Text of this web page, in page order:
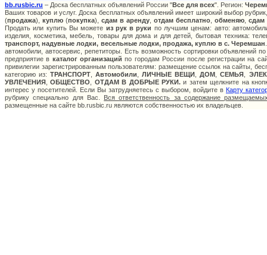
bb.rusbic.ru – Доска бесплатных объявлений России "Все для всех". Регион:
Ваших товаров и услуг. Доска бесплатных объявлений имеет широкий выбор
(продажа), куплю (покупка), сдам в аренду отдам бесплатно обменяю сдам
Продать или купить Вы можете из рук в руки по лучшим ценам: авто:
изделия, косметика, мебель, товары для дома и для детей, бытовая техника:
транспорт, надувные лодки, весельные лодки, продажа, куплю в с. Черемшан
автомобили, автосервис, репетиторы. Есть возможность сортировки объявлений
предприятие в каталог организаций по городам России после регистрации на
привилегии зарегистрированным пользователям: размещение ссылок на сайты,
категорию из:ТРАНСПОРТ ,Автомобили ,ЛИЧНЫЕ ВЕЩИ ,ДОМ ,СЕМЬЯ
УВЛЕЧЕНИЯ ,ОБЩЕСТВО ОТДАМ В ДОБРЫЕ РУКИ. и затем щелкните на
интерес у посетителей. Если Вы затрудняетесь с выбором, войдите в Карту
рубрику специально для Вас. Вся ответственность за содержание
размещенные на сайте bb.rusbic.ru являются собственностью их владельцев.